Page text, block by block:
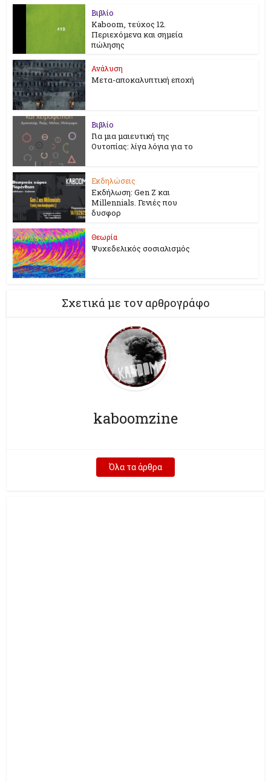
Βιβλίο
Kaboom, τεύχος 12.
Περιεχόμενα και σημεία
πώλησης
Ανάλυση
Μετα-αποκαλυπτική εποχή
Βιβλίο
Για μια μαιευτική της
Ουτοπίας: λίγα λόγια για το
Εκδηλώσεις
Εκδήλωση: Gen Z και
Millennials. Γενιές που
δυσφορ
Θεωρία
Ψυχεδελικός σοσιαλισμός
Σχετικά με τον αρθρογράφο
kaboomzine
Όλα τα άρθρα